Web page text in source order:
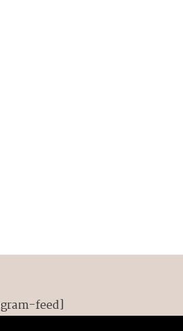
feed]